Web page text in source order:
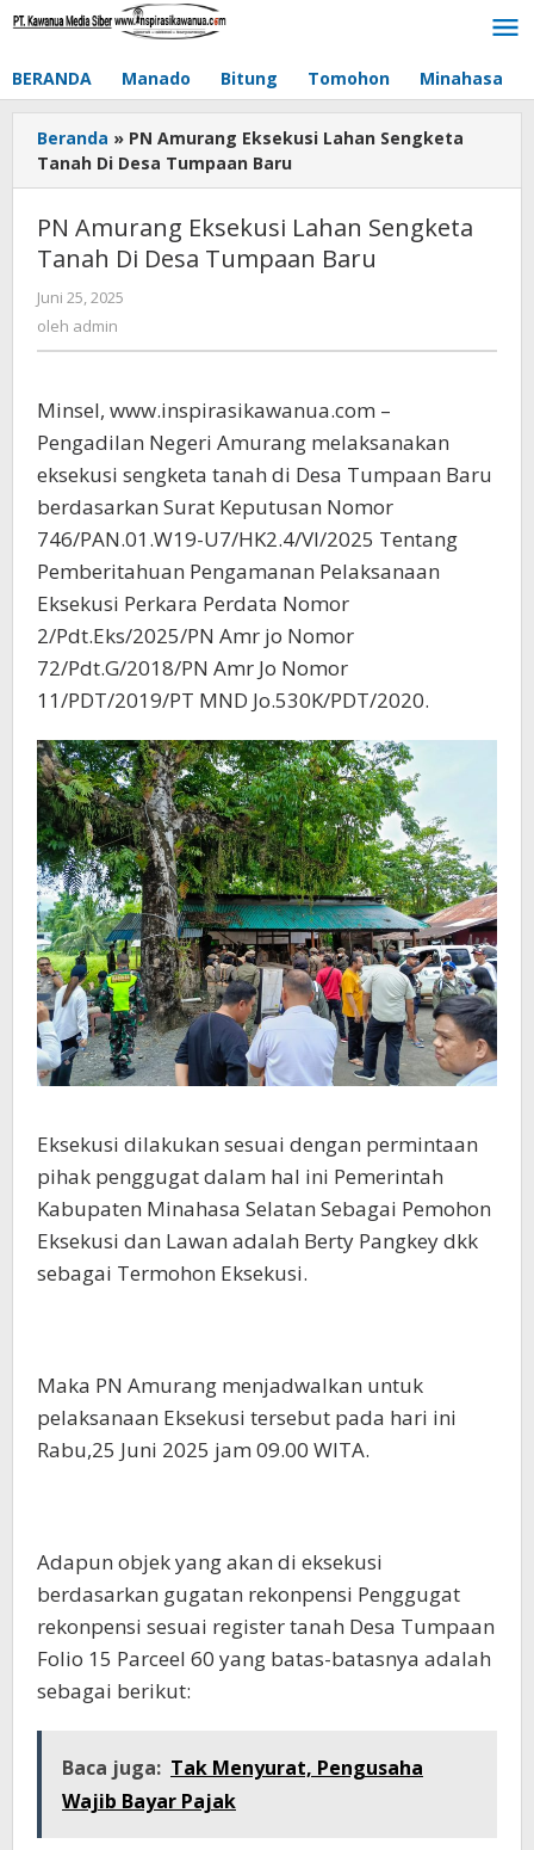
Lewati
BERANDA Manado Bitung Tomohon Minahasa
Beranda » PN Amurang Eksekusi Lahan Sengketa
Tanah Di Desa Tumpaan Baru
PN Amurang Eksekusi Lahan Sengketa
Tanah Di Desa Tumpaan Baru
Juni 25, 2025
oleh admin
Minsel, www.inspirasikawanua.com –
Pengadilan Negeri Amurang melaksanakan
eksekusi sengketa tanah di Desa Tumpaan Baru
berdasarkan Surat Keputusan Nomor
746/PAN.01.W19-U7/HK2.4/VI/2025 Tentang
Pemberitahuan Pengamanan Pelaksanaan
Eksekusi Perkara Perdata Nomor
2/Pdt.Eks/2025/PN Amr jo Nomor
72/Pdt.G/2018/PN Amr Jo Nomor
11/PDT/2019/PT MND Jo.530K/PDT/2020.
Eksekusi dilakukan sesuai dengan permintaan
pihak penggugat dalam hal ini Pemerintah
Kabupaten Minahasa Selatan Sebagai Pemohon
Eksekusi dan Lawan adalah Berty Pangkey dkk
sebagai Termohon Eksekusi.
Maka PN Amurang menjadwalkan untuk
pelaksanaan Eksekusi tersebut pada hari ini
Rabu,25 Juni 2025 jam 09.00 WITA.
Adapun objek yang akan di eksekusi
berdasarkan gugatan rekonpensi Penggugat
rekonpensi sesuai register tanah Desa Tumpaan
Folio 15 Parceel 60 yang batas-batasnya adalah
sebagai berikut:
Baca juga: Tak Menyurat, Pengusaha
Wajib Bayar Pajak